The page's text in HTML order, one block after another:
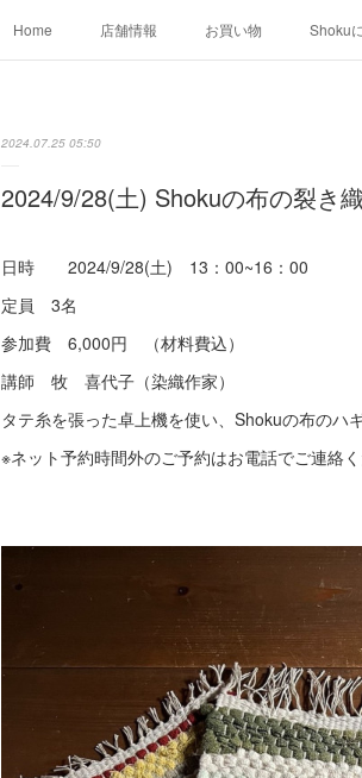
Home 店舗情報 お買い物 Shoku
2024.07.25 05:50
2024/9/28(土) Shokuの布の裂き
日時 2024/9/28(土) 13：00~16：00
定員 3名
参加費 6,000円 （材料費込）
講師 牧 喜代子（染織作家）
タテ糸を張った卓上機を使い、Shokuの布のハ
※ネット予約時間外のご予約はお電話でご連絡